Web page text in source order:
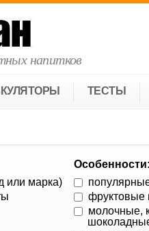
напитков
ТЕСТЫ
или марка)
Особенности:
фруктовые
молочные,